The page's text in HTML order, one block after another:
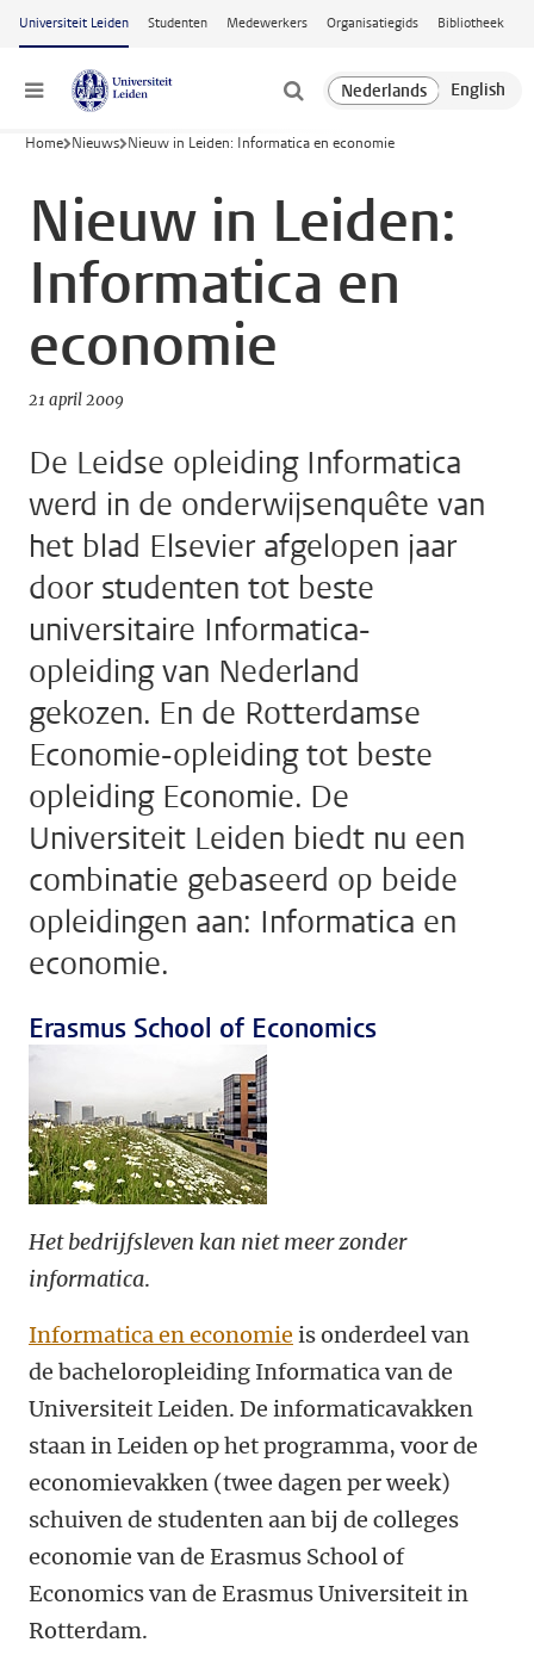
Ga naar hoofdinhoud
Universiteit Leiden Studenten Medewerkers Organisatiegids Bibliotheek
Menu
Home Nieuws Nieuw in Leiden: Informatica en economie
Nieuw in Leiden:
Informatica en
economie
21 april 2009
De Leidse opleiding Informatica
werd in de onderwijsenquête van
het blad Elsevier afgelopen jaar
door studenten tot beste
universitaire Informatica-
opleiding van Nederland
gekozen. En de Rotterdamse
Economie-opleiding tot beste
opleiding Economie. De
Universiteit Leiden biedt nu een
combinatie gebaseerd op beide
opleidingen aan: Informatica en
economie.
Erasmus School of Economics
Het bedrijfsleven kan niet meer zonder
informatica.
Informatica en economie is onderdeel van
de bacheloropleiding Informatica van de
Universiteit Leiden. De informaticavakken
staan in Leiden op het programma, voor de
economievakken (twee dagen per week)
schuiven de studenten aan bij de colleges
economie van de Erasmus School of
Economics van de Erasmus Universiteit in
Rotterdam.